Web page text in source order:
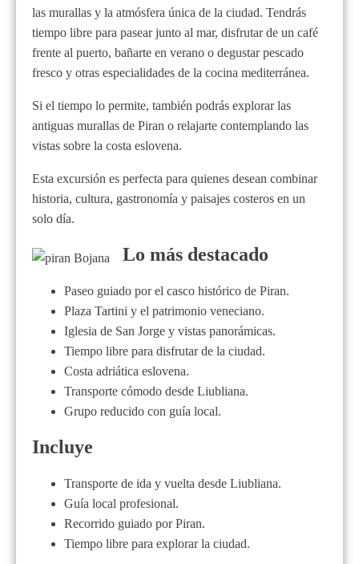
las murallas y la atmósfera única de la ciudad. Tendrás
tiempo libre para pasear junto al mar, disfrutar de un café
frente al puerto, bañarte en verano o degustar pescado
fresco y otras especialidades de la cocina mediterránea.
Si el tiempo lo permite, también podrás explorar las
antiguas murallas de Piran o relajarte contemplando las
vistas sobre la costa eslovena.
Esta excursión es perfecta para quienes desean combinar
historia, cultura, gastronomía y paisajes costeros en un
solo día.
Lo más destacado
Paseo guiado por el casco histórico de Piran.
Plaza Tartini y el patrimonio veneciano.
Iglesia de San Jorge y vistas panorámicas.
Tiempo libre para disfrutar de la ciudad.
Costa adriática eslovena.
Transporte cómodo desde Liubliana.
Grupo reducido con guía local.
Incluye
Transporte de ida y vuelta desde Liubliana.
Guía local profesional.
Recorrido guiado por Piran.
Tiempo libre para explorar la ciudad.